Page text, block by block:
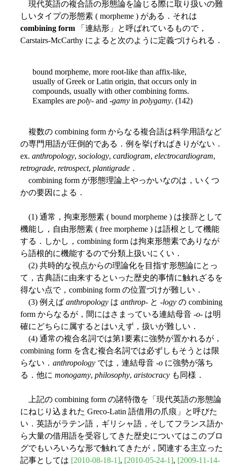
現代英語の複合語の形態論を論じる際に取り扱いの難
しいタイプの形態素 ( morpheme ) がある．それは
combining form 「連結形」と呼ばれているもので，
Carstairs-McCarthy によると次のように定義づけられる．
bound morpheme, more root-like than affix-like,
usually of Greek or Latin origin, that occurs only in
compounds, usually with other combining forms.
Examples are poly- and -gamy in polygamy. (142)
複数の combining form からなる複合語は科学用語など
の専門用語が圧倒的である．例を挙げればきりがない．
ex. anthropology, sociology, cardiogram, electrocardiogram,
retrograde, retrospect, plantigrade ．
combining form が形態理論上やっかいなのは，いくつ
かの要因による．
(1) 通常，拘束形態素 ( bound morpheme ) は接辞として
機能し，自由形態素 ( free morpheme ) は語根として機能
する．しかし，combining form は拘束形態素でありなが
ら語根的に機能するので分類上扱いにくい．
(2) 共時的な視点からの理論化を目指す形態論にとっ
て，古典語に由来するといった歴史的事情に触れざるを
得ない点で，combining form の位置づけが難しい．
(3) 例えば anthropology は anthrop- と -logy の combining
form からなるが，間にはさまっている連結母音 -o- は明
確にどちらに属するとはいえず，扱いが難しい．
(4) 通常の複合名詞では第1要素に強勢が置かれるが，
combining form を含む複合名詞では必ずしもそうとは限
らない． anthropology では，連結母音 -o に強勢が落ち
る．他に monogamy, philosophy, aristocracy も同様．
上記の combining form の諸特徴を「現代英語の形態論
にねじり込まれた Greco-Latin 語借用の爪痕」と呼びた
い．英語がラテン語，ギリシャ語，そしてフランス語か
ら大量の借用語を受容してきた歴史についてはこのブロ
グでもいろいろな形で触れてきたが，関連する主立った
記事としては [2010-08-18-1], [2010-05-24-1], [2009-11-14-